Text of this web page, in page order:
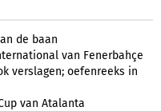
de baan
van Fenerbahçe
verslagen; oefenreeks in
van Atalanta